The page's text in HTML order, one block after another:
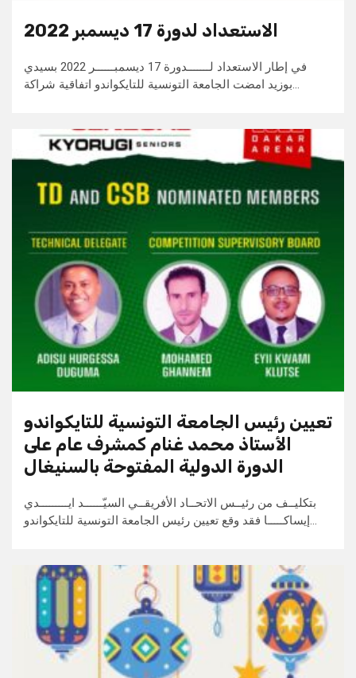
الاستعداد لدورة 17 ديسمبر 2022
في إطار الاستعداد لـــــــدورة 17 ديسمبــــــر 2022 بسيدي
بوزيد امضت الجامعة التونسية للتايكواندو اتفاقية شراكة…
تعيين رئيس الجامعة التونسية للتايكواندو
الأستاذ محمد غنام كمشرف عام على
الدورة الدولية المفتوحة بالسنيغال
بتكليــف من رئيــس الاتحــاد الأفريقــي السيّــــــد ايـــــــــدي
إيساكـــــا فقد وقع تعيين رئيس الجامعة التونسية للتايكواندو…